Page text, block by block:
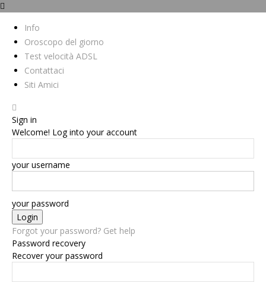
Info
Oroscopo del giorno
Test velocità ADSL
Contattaci
Siti Amici
Sign in
Welcome! Log into your account
your username
your password
Forgot your password? Get help
Password recovery
Recover your password